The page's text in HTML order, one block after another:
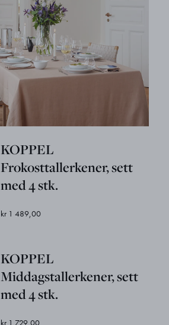
KOPPEL
Frokosttallerkener, sett
med 4 stk.
kr 1 489,00
KOPPEL
Middagstallerkener, sett
med 4 stk.
kr 1 729,00